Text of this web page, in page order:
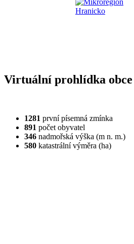
Virtuální prohlídka obce
1281 první písemná zmínka
891 počet obyvatel
346 nadmořská výška (m n. m.)
580 katastrální výměra (ha)